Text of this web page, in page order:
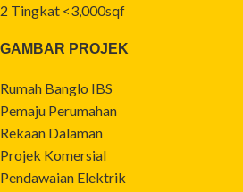
2 Tingkat <3,000sqf
GAMBAR PROJEK
Rumah Banglo IBS
Pemaju Perumahan
Rekaan Dalaman
Projek Komersial
Pendawaian Elektrik